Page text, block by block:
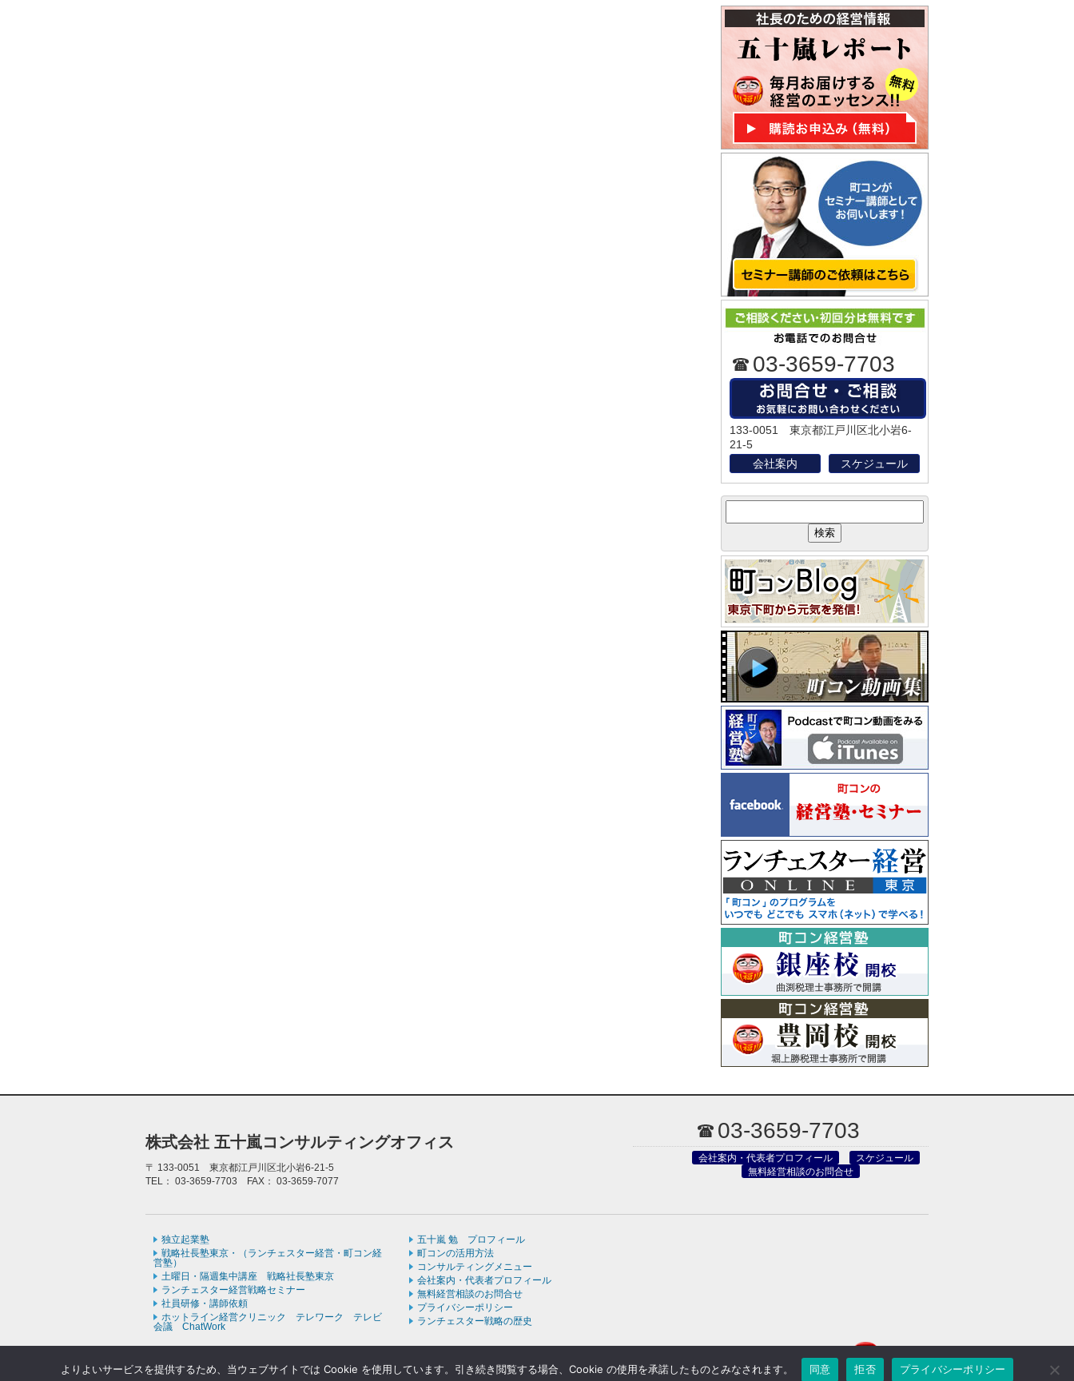
03-3659-7703
133-0051 東京都江戸川区北小岩6-
21-5
会社案内
スケジュール
イ
内
検
索
株式会社 五十嵐コンサルティングオフィス
〒 133-0051 東京都江戸川区北小岩6-21-5
TEL： 03-3659-7703 FAX： 03-3659-7077
03-3659-7703
会社案内・代表者プロフィール
スケジュール
無料経営相談のお問合せ
独立起業塾
戦略社長塾東京・（ランチェスター経営・町コン経
営塾）
土曜日・隔週集中講座 戦略社長塾東京
ランチェスター経営戦略セミナー
社員研修・講師依頼
ホットライン経営クリニック テレワーク テレビ
会議 ChatWork
五十嵐 勉 プロフィール
町コンの活用方法
コンサルティングメニュー
会社案内・代表者プロフィール
無料経営相談のお問合せ
プライバシーポリシー
ランチェスター戦略の歴史
Copyright © ランチェスターの法則を学ぶなら五十嵐コンサルティングオフィス All rights resereved. Powered by DJCOM Inc.
よりよいサービスを提供するため、当ウェブサイトでは Cookie を使用しています。引き続き閲覧する場合、Cookie の使用を承諾したものとみなされます。 同意 拒否 プライバシーポリシー